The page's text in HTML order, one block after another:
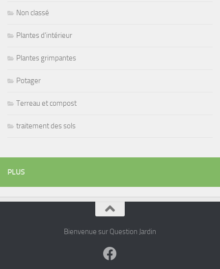
Non classé
Plantes d'intérieur
Plantes grimpantes
Potager
Terreau et compost
traitement des sols
PLUS
Bienvenue sur Question Jardin